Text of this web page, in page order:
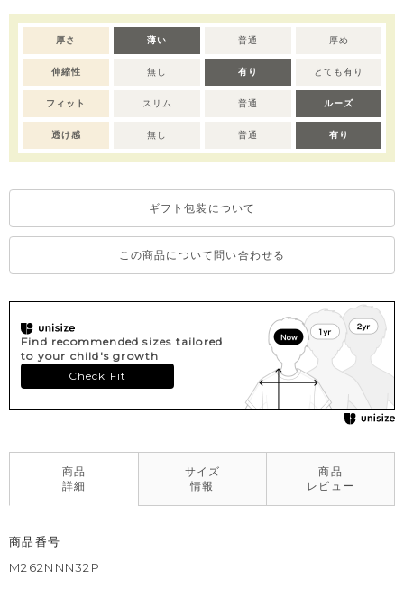
※全サイズ：スナップボタンで肩部分開き。
※撮影･モニター環境等により実際の商品の色味と異なって見える
場合がございます。
※デリケートな素材を使用しているため、乾燥機のご使用はお控
えいただくことをおすすめします。
※濃色部分は、摩擦や汗・雨などにより、他の衣類や下着、バッ
グ等に色移りする場合がございます。淡色のものとの組み合わせ
や着用の際は、十分ご注意ください。
整えてください。
厚さ 薄い 普通 厚め
伸縮性 無し 有り とても有り
フィット スリム 普通 ルーズ
透け感 無し 普通 有り
ギフト包装について
この商品について問い合わせる
Find recommended sizes tailored
to your child's growth
Check Fit
商品
詳細
サイズ
情報
商品
レビュー
商品番号
M262NNN32P